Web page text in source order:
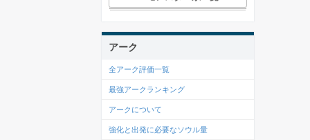
アーク
全アーク評価一覧
最強アークランキング
アークについて
強化と出発に必要なソウル量